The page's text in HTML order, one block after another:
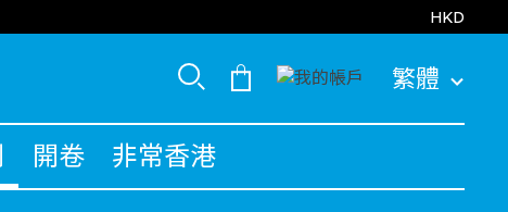
HKD
繁體
開卷 非常香港